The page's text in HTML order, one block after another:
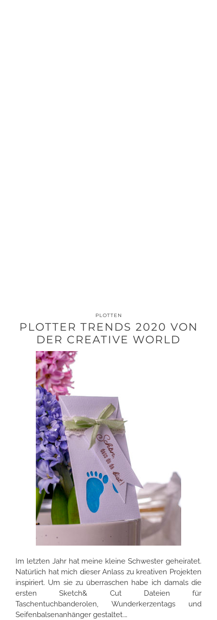
PLOTTEN
PLOTTER TRENDS 2020 VON
DER CREATIVE WORLD
Im letzten Jahr hat meine kleine Schwester geheiratet.
Natürlich hat mich dieser Anlass zu kreativen Projekten
inspiriert. Um sie zu überraschen habe ich damals die
ersten Sketch& Cut Dateien für
Taschentuchbanderolen, Wunderkerzentags und
Seifenbalsenanhänger gestaltet.…